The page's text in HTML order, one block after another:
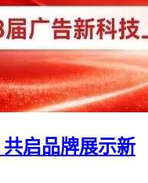
启品牌展示新